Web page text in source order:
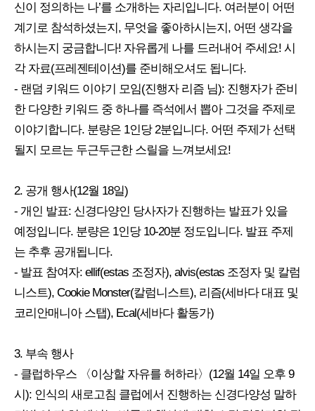
신이 정의하는 나’를 소개하는 자리입니다. 여러분이 어떤
계기로 참석하셨는지, 무엇을 좋아하시는지, 어떤 생각을
하시는지 궁금합니다! 자유롭게 나를 드러내어 주세요! 시
각 자료(프레젠테이션)를 준비해오셔도 됩니다.
- 랜덤 키워드 이야기 모임(진행자 리즘 님): 진행자가 준비
한 다양한 키워드 중 하나를 즉석에서 뽑아 그것을 주제로
이야기합니다. 분량은 1인당 2분입니다. 어떤 주제가 선택
될지 모르는 두근두근한 스릴을 느껴보세요!
2. 공개 행사(12월 18일)
- 개인 발표: 신경다양인 당사자가 진행하는 발표가 있을
예정입니다. 분량은 1인당 10-20분 정도입니다. 발표 주제
는 추후 공개됩니다.
- 발표 참여자: ellif(estas 조정자), alvis(estas 조정자 및 칼럼
니스트), Cookie Monster(칼럼니스트), 리즘(세바다 대표 및
코리안매니아 스탭), Ecal(세바다 활동가)
3. 부속 행사
- 클럽하우스 〈이상할 자유를 허하라〉(12월 14일 오후 9
시): 인식의 새로고침 클럽에서 진행하는 신경다양성 말하